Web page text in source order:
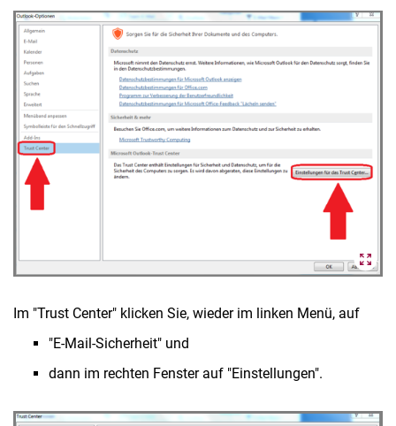
Im "Trust Center" klicken Sie, wieder im linken Menü, auf
"E-Mail-Sicherheit" und
dann im rechten Fenster auf "Einstellungen".